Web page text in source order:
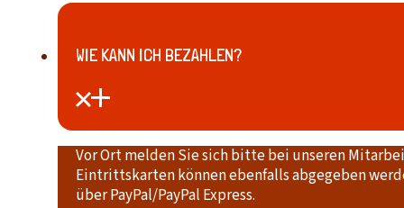
WIE KANN ICH BEZAHLEN?
Vor Ort melden Sie sich bitte bei unseren
Eintrittskarten können ebenfalls abgegeben
über PayPal/PayPal Express.